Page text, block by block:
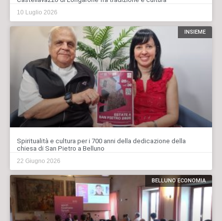
10 Luglio 2026
INSIEME
Spiritualità e cultura per i 700 anni della dedicazione della
chiesa di San Pietro a Belluno
22 Giugno 2026
BELLUNO ECONOMIA